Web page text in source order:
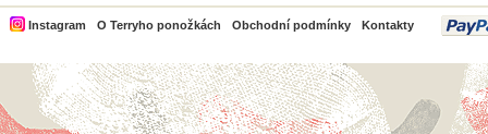
Instagram O Terryho ponožkách Obchodní podmínky Kontakty
PayPal